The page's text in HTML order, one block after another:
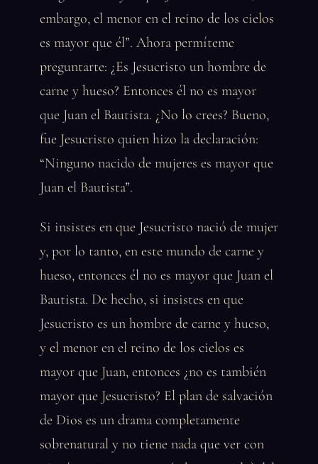
embargo, el menor en el reino de los cielos
es mayor que él”. Ahora permíteme
preguntarte: ¿Es Jesucristo un hombre de
carne y hueso? Entonces él no es mayor
que Juan el Bautista. ¿No lo crees? Bueno,
fue Jesucristo quien hizo la declaración:
“Ninguno nacido de mujeres es mayor que
Juan el Bautista”.
Si insistes en que Jesucristo nació de mujer
y, por lo tanto, en este mundo de carne y
hueso, entonces él no es mayor que Juan el
Bautista. De hecho, si insistes en que
Jesucristo es un hombre de carne y hueso,
y el menor en el reino de los cielos es
mayor que Juan, entonces ¿no es también
mayor que Jesucristo? El plan de salvación
de Dios es un drama completamente
sobrenatural y no tiene nada que ver con